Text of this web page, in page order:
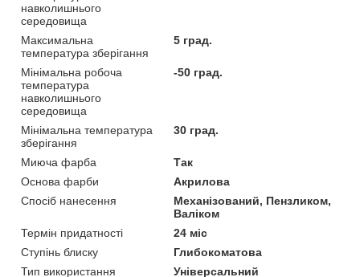
навколишнього
середовища
Максимальна
температура зберігання
5 град.
Мінімальна робоча
температура
навколишнього
середовища
-50 град.
Мінімальна температура
зберігання
30 град.
Миюча фарба
Так
Основа фарби
Акрилова
Спосіб нанесення
Механізований, Пензликом,
Валіком
Термін придатності
24 міс
Ступінь блиску
Глибокоматова
Тип використання
Універсальний